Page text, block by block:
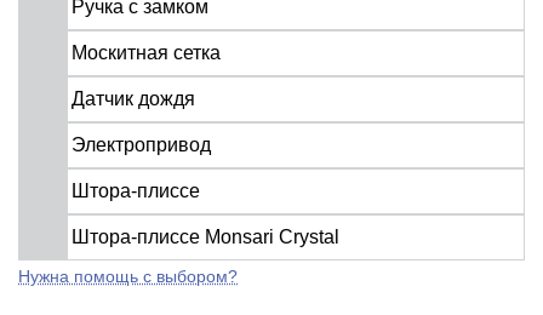
Ручка с замком
Москитная сетка
Датчик дождя
Электропривод
Штора-плиссе
Штора-плиссе Monsari Crystal
Нужна помощь с выбором?